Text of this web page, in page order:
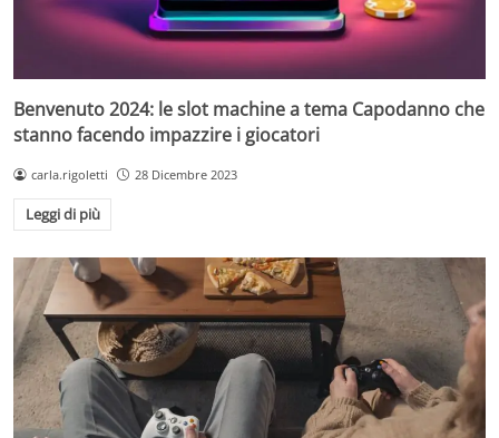
Benvenuto 2024: le slot machine a tema Capodanno che
stanno facendo impazzire i giocatori
carla.rigoletti 28 Dicembre 2023
Leggi di più